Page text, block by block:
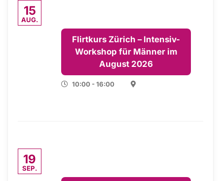
15
AUG.
Flirtkurs Zürich – Intensiv-
Workshop für Männer im
August 2026
10:00 - 16:00
19
SEP.